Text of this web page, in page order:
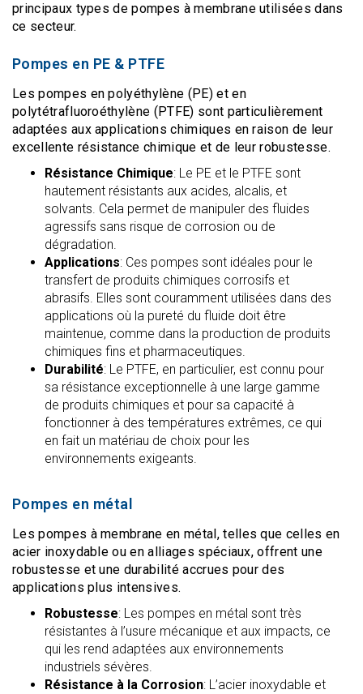
principaux types de pompes à membrane utilisées dans
ce secteur.
Pompes en PE & PTFE
Les pompes en polyéthylène (PE) et en
polytétrafluoroéthylène (PTFE) sont particulièrement
adaptées aux applications chimiques en raison de leur
excellente résistance chimique et de leur robustesse.
Résistance Chimique: Le PE et le PTFE sont
hautement résistants aux acides, alcalis, et
solvants. Cela permet de manipuler des fluides
agressifs sans risque de corrosion ou de
dégradation.
Applications: Ces pompes sont idéales pour le
transfert de produits chimiques corrosifs et
abrasifs. Elles sont couramment utilisées dans des
applications où la pureté du fluide doit être
maintenue, comme dans la production de produits
chimiques fins et pharmaceutiques.
Durabilité: Le PTFE, en particulier, est connu pour
sa résistance exceptionnelle à une large gamme
de produits chimiques et pour sa capacité à
fonctionner à des températures extrêmes, ce qui
en fait un matériau de choix pour les
environnements exigeants.
Pompes en métal
Les pompes à membrane en métal, telles que celles en
acier inoxydable ou en alliages spéciaux, offrent une
robustesse et une durabilité accrues pour des
applications plus intensives.
Robustesse: Les pompes en métal sont très
résistantes à l’usure mécanique et aux impacts, ce
qui les rend adaptées aux environnements
industriels sévères.
Résistance à la Corrosion: L’acier inoxydable et